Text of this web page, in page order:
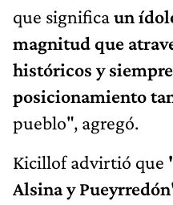
que significaun
magnitud que
históricos y
posicionamiento
pueblo", agregó.
Kicillof advirtió que
Alsina y